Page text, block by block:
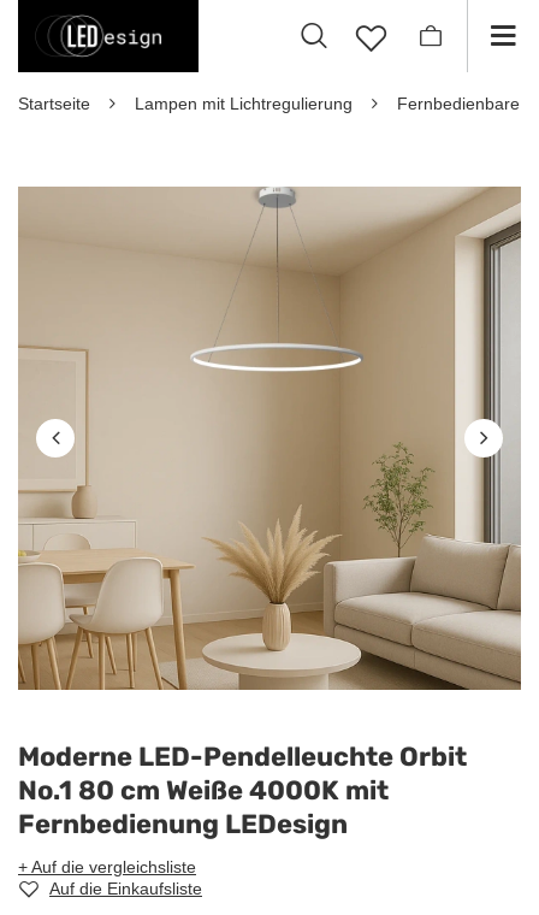
Startseite Lampen mit Lichtregulierung Fernbedienbare
Moderne LED-Pendelleuchte Orbit
No.1 80 cm Weiße 4000K mit
Fernbedienung LEDesign
+ Auf die vergleichsliste
Auf die Einkaufsliste